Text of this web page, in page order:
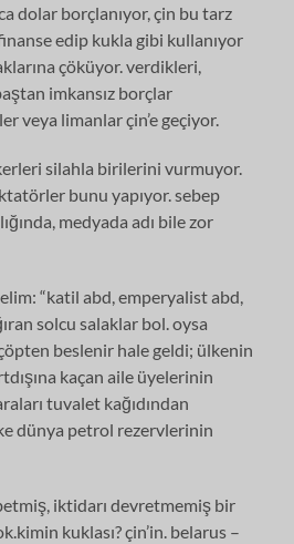
dolar borçlanıyor, çin bu tarz
edip kukla gibi kullanıyor
çöküyor. verdikleri,
imkansız borçlar
veya limanlar çin’e geçiyor.
silahla birilerini vurmuyor.
bunu yapıyor. sebep
medyada adı bile zor
“katil abd, emperyalist abd,
solcu salaklar bol. oysa
beslenir hale geldi; ülkenin
kaçan aile üyelerinin
tuvalet kağıdından
dünya petrol rezervlerinin
iktidarı devretmemiş bir
kuklası? çin’in. belarus –